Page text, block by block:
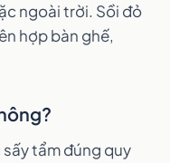
ngoài trời. Sồi đỏ
hợp bàn ghế,
tẩm đúng quy